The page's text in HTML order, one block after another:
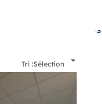
3
Tri :Sélection